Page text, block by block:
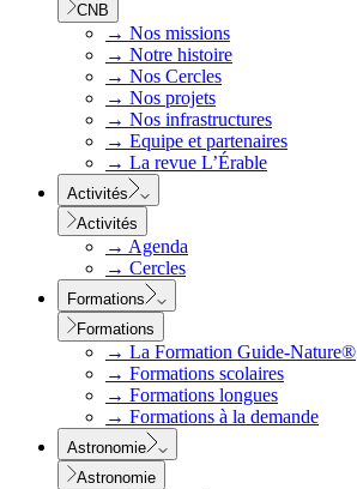
CNB
→ Nos missions
→ Notre histoire
→ Nos Cercles
→ Nos projets
→ Nos infrastructures
→ Equipe et partenaires
→ La revue L’Érable
Activités
Activités
→ Agenda
→ Cercles
Formations
Formations
→ La Formation Guide-Nature®
→ Formations scolaires
→ Formations longues
→ Formations à la demande
Astronomie
Astronomie